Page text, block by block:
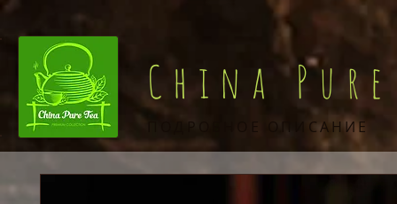
China
ПОДРОБНОЕ ОПИСАНИЕ